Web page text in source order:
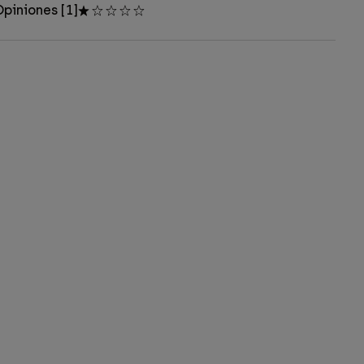
[1]